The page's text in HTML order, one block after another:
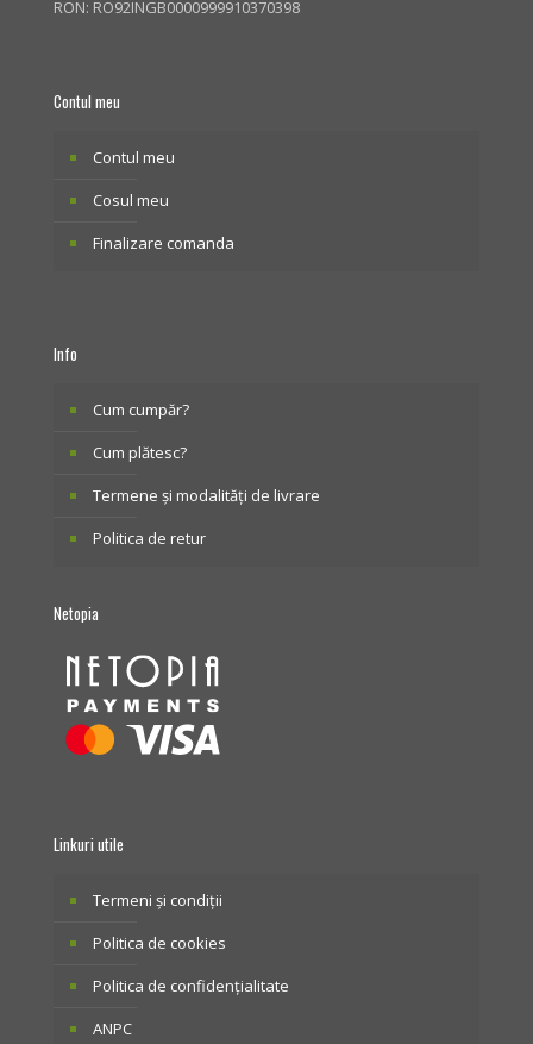
RON: RO92INGB0000999910370398
Contul meu
Contul meu
Cosul meu
Finalizare comanda
Info
Cum cumpăr?
Cum plătesc?
Termene și modalități de livrare
Politica de retur
Netopia
Linkuri utile
Termeni și condiții
Politica de cookies
Politica de confidențialitate
ANPC